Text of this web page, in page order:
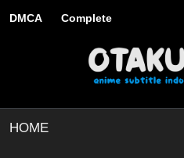
DMCA Complete
HOME